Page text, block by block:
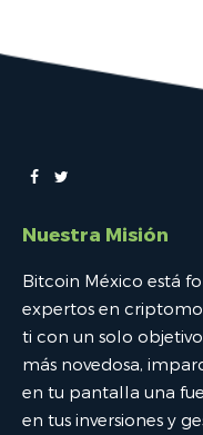
Nuestra Misión
Bitcoin México está
expertos en
ti con un solo
más novedosa,
en tu pantalla una
en tus inversiones y